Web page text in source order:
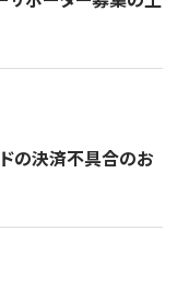
の決済不具合のお